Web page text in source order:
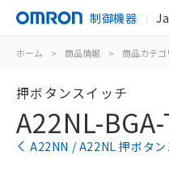
制御機器
ホーム > 商品情報 > 商品カテゴ
押ボタンスイッチ
A22NL-
A22NN / A22NL 押ボタ